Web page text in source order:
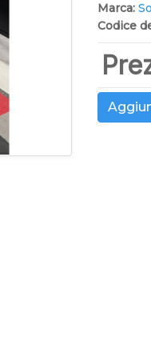
Marca:
Codice